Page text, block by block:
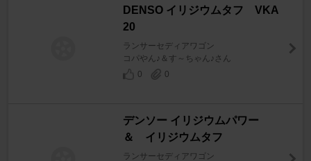
DENSO イリジウムタフ VKA
20
ランサーセディアワゴン
コパやん♪＆す～ちゃん♪さん
0
0
デンソー イリジウムパワー
＆ イリジウムタフ
ランサーセディアワゴン